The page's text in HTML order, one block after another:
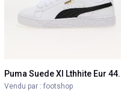
Puma Suede Xl Lthhite Eur
Vendu par : footshop